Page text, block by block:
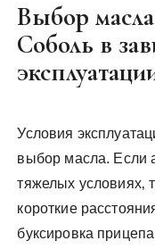
Выбор
Соболь в
Условия
выбор масла. Если
тяжелых условиях‚
короткие
буксировка